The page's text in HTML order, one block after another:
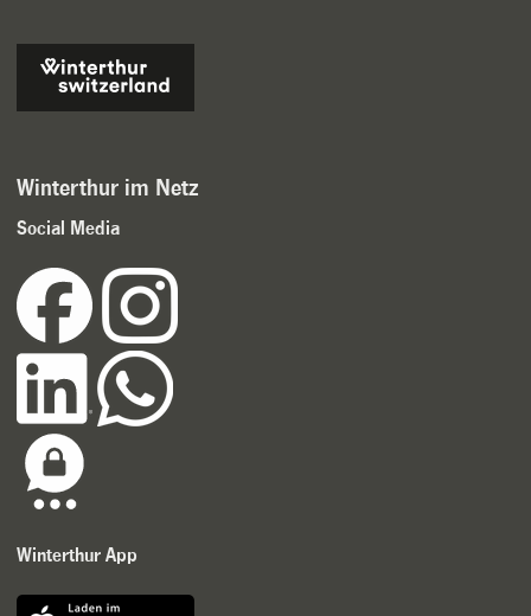
Winterthur im Netz
Social Media
Winterthur App